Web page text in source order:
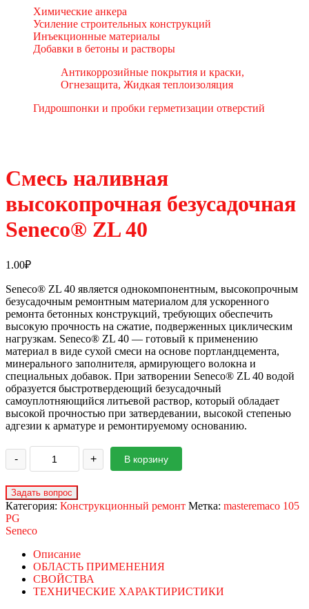
Химические анкера
Усиление строительных конструкций
Инъекционные материалы
Добавки в бетоны и растворы
Антикоррозийные покрытия и краски,
Огнезащита, Жидкая теплоизоляция
Гидрошпонки и пробки герметизации отверстий
Смесь наливная
высокопрочная безусадочная
Seneco® ZL 40
1.00₽
Seneco® ZL 40 является однокомпонентным, высокопрочным
безусадочным ремонтным материалом для ускоренного
ремонта бетонных конструкций, требующих обеспечить
высокую прочность на сжатие, подверженных циклическим
нагрузкам. Seneco® ZL 40 — готовый к применению
материал в виде сухой смеси на основе портландцемента,
минерального заполнителя, армирующего волокна и
специальных добавок. При затворении Seneco® ZL 40 водой
образуется быстротвердеющий безусадочный
самоуплотняющийся литьевой раствор, который обладает
высокой прочностью при затвердевании, высокой степенью
адгезии к арматуре и ремонтируемому основанию.
- + В корзину
Категория: Конструкционный ремонт Метка: masteremaco 105
PG
Seneco
Описание
ОБЛАСТЬ ПРИМЕНЕНИЯ
СВОЙСТВА
ТЕХНИЧЕСКИЕ ХАРАКТИРИСТИКИ